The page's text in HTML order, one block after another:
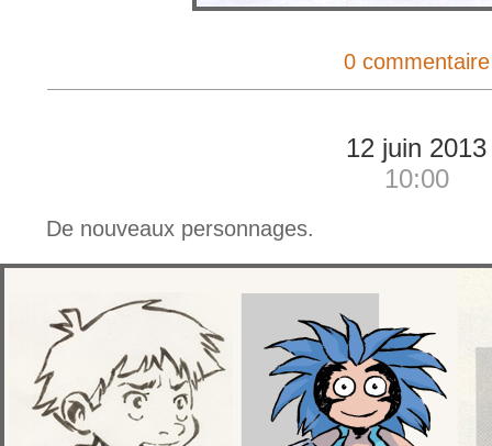
0 commentaire
12 juin 2013
10:00
De nouveaux personnages.